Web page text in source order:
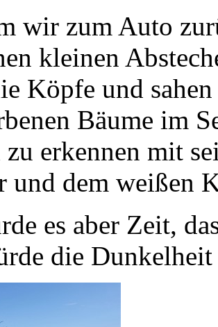
wir zum Auto
kleinen
Köpfe und
Bäume im
erkennen mit
und dem weißen
es aber Zeit,
die